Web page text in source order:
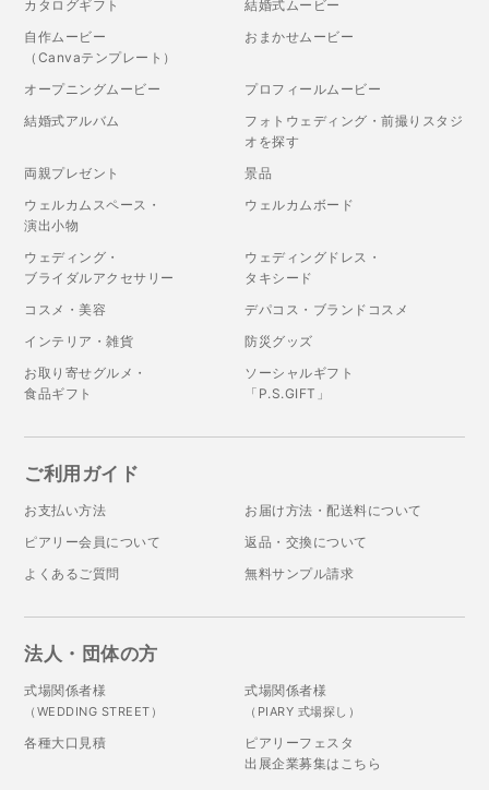
カタログギフト
結婚式ムービー
自作ムービー
（Canvaテンプレート）
おまかせムービー
オープニングムービー
プロフィールムービー
結婚式アルバム
フォトウェディング・前撮りスタジ
オを探す
両親プレゼント
景品
ウェルカムスペース・
演出小物
ウェルカムボード
ウェディング・
ブライダルアクセサリー
ウェディングドレス・
タキシード
コスメ・美容
デパコス・ブランドコスメ
インテリア・雑貨
防災グッズ
お取り寄せグルメ・
食品ギフト
ソーシャルギフト
「P.S.GIFT」
ご利用ガイド
お支払い方法
お届け方法・配送料について
ピアリー会員について
返品・交換について
よくあるご質問
無料サンプル請求
法人・団体の方
式場関係者様
（WEDDING STREET）
式場関係者様
（PIARY 式場探し）
各種大口見積
ピアリーフェスタ
出展企業募集はこちら